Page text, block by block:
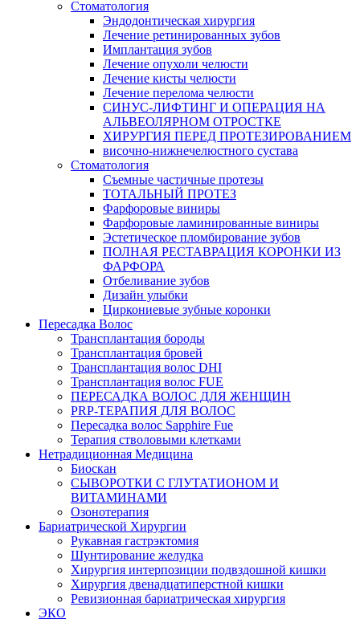
Стоматология
Эндодонтическая хирургия
Лечение ретинированных зубов
Имплантация зубов
Лечение опухоли челюсти
Лечение кисты челюсти
Лечение перелома челюсти
СИНУС-ЛИФТИНГ И ОПЕРАЦИЯ НА
АЛЬВЕОЛЯРНОМ ОТРОСТКЕ
ХИРУРГИЯ ПЕРЕД ПРОТЕЗИРОВАНИЕМ
височно-нижнечелюстного сустава
Стоматология
Съемные частичные протезы
ТОТАЛЬНЫЙ ПРОТЕЗ
Фарфоровые виниры
Фарфоровые ламинированные виниры
Эстетическое пломбирование зубов
ПОЛНАЯ РЕСТАВРАЦИЯ КОРОНКИ ИЗ
ФАРФОРА
Отбеливание зубов
Дизайн улыбки
Циркониевые зубные коронки
Пересадка Волос
Трансплантация бороды
Трансплантация бровей
Трансплантация волос DHI
Трансплантация волос FUE
ПЕРЕСАДКА ВОЛОС ДЛЯ ЖЕНЩИН
PRP-ТЕРАПИЯ ДЛЯ ВОЛОС
Пересадка волос Sapphire Fue
Терапия стволовыми клетками
Нетрадиционная Медицина
Биоскан
СЫВОРОТКИ С ГЛУТАТИОНОМ И
ВИТАМИНАМИ
Озонотерапия
Бариатрической Хирургии
Рукавная гастрэктомия
Шунтирование желудка
Хирургия интерпозиции подвздошной кишки
Хирургия двенадцатиперстной кишки
Ревизионная бариатрическая хирургия
ЭКО